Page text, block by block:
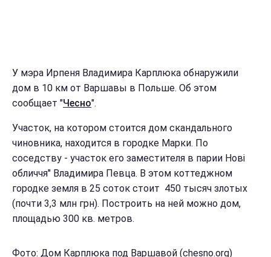
У мэра Ирпеня Владимира Карплюка обнаружили
дом в 10 км от Варшавы в Польше. Об этом
сообщает "Чесно".
Участок, на котором стоится дом скандального
чиновника, находится в городке Марки. По
соседству - участок его заместителя в парии Нові
обличчя" Владимира Певца. В этом коттеджном
городке земля в 25 соток стоит 450 тысяч злотых
(почти 3,3 млн грн). Построить на ней можно дом,
площадью 300 кв. метров.
Фото: Дом Карплюка под Варшавой (chesno.org)